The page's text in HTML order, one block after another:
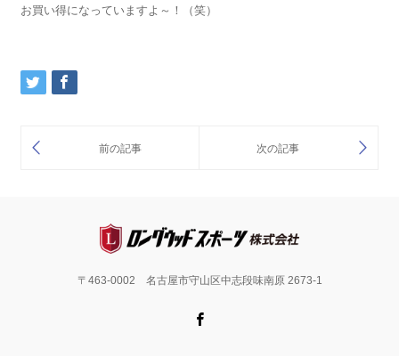
お買い得になっていますよ～！（笑）
〒463-0002 名古屋市守山区中志段味南原 2673-1